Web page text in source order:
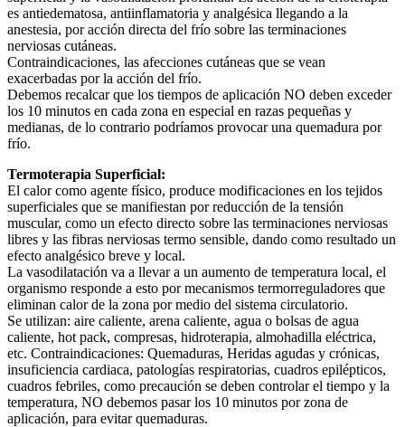
es antiedematosa, antiinflamatoria y analgésica llegando a la
anestesia, por acción directa del frío sobre las terminaciones
nerviosas cutáneas.
Contraindicaciones, las afecciones cutáneas que se vean
exacerbadas por la acción del frío.
Debemos recalcar que los tiempos de aplicación NO deben exceder
los 10 minutos en cada zona en especial en razas pequeñas y
medianas, de lo contrario podríamos provocar una quemadura por
frío.
Termoterapia Superficial:
El calor como agente físico, produce modificaciones en los tejidos
superficiales que se manifiestan por reducción de la tensión
muscular, como un efecto directo sobre las terminaciones nerviosas
libres y las fibras nerviosas termo sensible, dando como resultado un
efecto analgésico breve y local.
La vasodilatación va a llevar a un aumento de temperatura local, el
organismo responde a esto por mecanismos termorreguladores que
eliminan calor de la zona por medio del sistema circulatorio.
Se utilizan: aire caliente, arena caliente, agua o bolsas de agua
caliente, hot pack, compresas, hidroterapia, almohadilla eléctrica,
etc. Contraindicaciones: Quemaduras, Heridas agudas y crónicas,
insuficiencia cardiaca, patologías respiratorias, cuadros epilépticos,
cuadros febriles, como precaución se deben controlar el tiempo y la
temperatura, NO debemos pasar los 10 minutos por zona de
aplicación, para evitar quemaduras.